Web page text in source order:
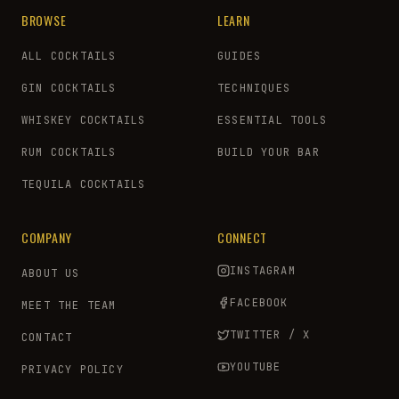
BROWSE
ALL COCKTAILS
GIN COCKTAILS
WHISKEY COCKTAILS
RUM COCKTAILS
TEQUILA COCKTAILS
LEARN
GUIDES
TECHNIQUES
ESSENTIAL TOOLS
BUILD YOUR BAR
COMPANY
ABOUT US
MEET THE TEAM
CONTACT
PRIVACY POLICY
CONNECT
INSTAGRAM
FACEBOOK
TWITTER / X
YOUTUBE